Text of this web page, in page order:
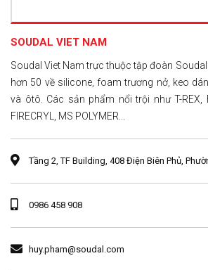
SOUDAL VIET NAM
Soudal Viet Nam trực thuộc tập đoàn
hơn 50 về silicone, foam trương nở, keo
và ôtô. Các sản phẩm nổi trội như T-REX,
FIRECRYL, MS POLYMER...
Tầng 2, TF Building, 408 Điện Biên Phủ,
0986 458 908
huy.pham@soudal.com